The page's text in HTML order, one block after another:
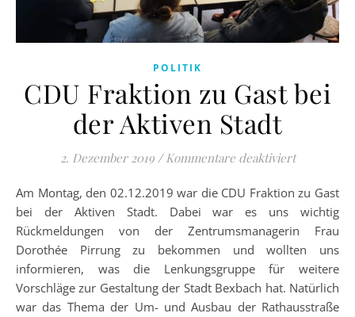
POLITIK
CDU Fraktion zu Gast bei
der Aktiven Stadt
2. Dezember 2019 / Kommentare deaktiviertfür CDU
Am Montag, den 02.12.2019 war die CDU Fraktion zu Gast
bei der Aktiven Stadt. Dabei war es uns wichtig
Rückmeldungen von der Zentrumsmanagerin Frau
Dorothée Pirrung zu bekommen und wollten uns
informieren, was die Lenkungsgruppe für weitere
Vorschläge zur Gestaltung der Stadt Bexbach hat. Natürlich
war das Thema der Um- und Ausbau der Rathausstraße